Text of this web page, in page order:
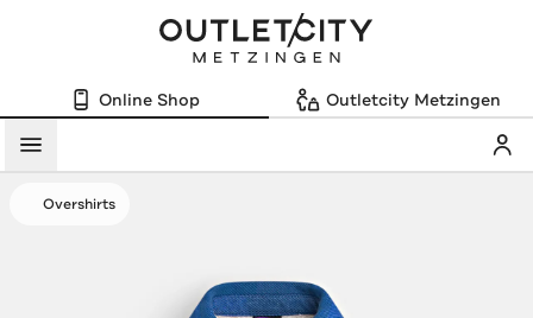
Online Shop Outletcity Metzingen
Menü
Overshirts